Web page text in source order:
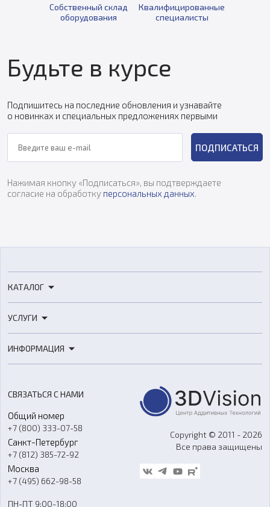
Собственный склад
оборудования
Квалифицированные
специалисты
Будьте в курсе
Подпишитесь на последние обновления и узнавайте
о новинках и специальных предложениях первыми
ПОДПИСАТЬСЯ
Нажимая кнопку «Подписаться», вы подтверждаете
согласие на обработку персональных данных
КАТАЛОГ
3D-сканеры
Расходные материалы
Оборудование и материалы для вакуумного литья
Аксессуары и прочее оборудование
Программное обеспечение
УСЛУГИ
3D-моделирование
Ремонт и услуги
ИНФОРМАЦИЯ
О компании
Контакты
Гос. закупки
Стать дилером
Блог
СВЯЗАТЬСЯ С НАМИ
Общий номер
+7 (800) 333-07-58
Санкт-Петербург
+7 (812) 385-72-92
Москва
+7 (495) 662-98-58
ПН-ПТ 9:00-18:00
Copyright © 2011 - 2026
Все права защищены